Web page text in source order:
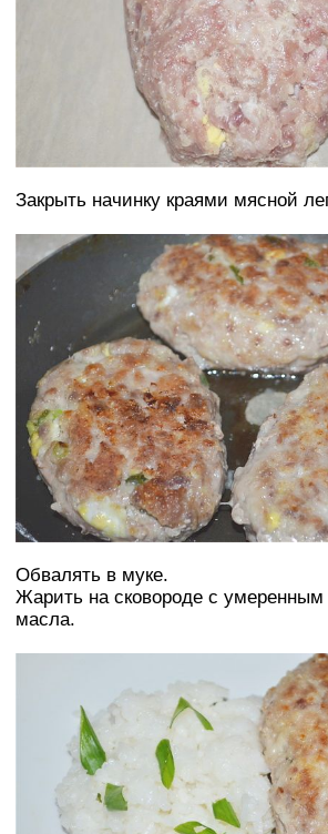
Закрыть начинку краями мясной
Обвалять в муке.
Жарить на сковороде с умеренным
масла.